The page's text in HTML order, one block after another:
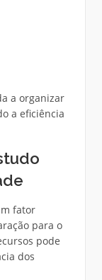
a organizar
a eficiência
fator
para o
pode
dos